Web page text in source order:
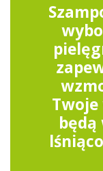
Twoje
będą